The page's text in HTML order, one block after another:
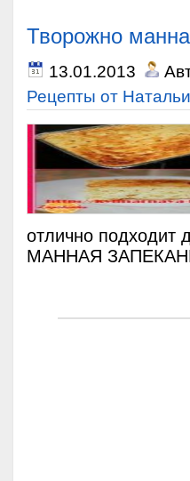
Творожно
13.01.2013
Рецепты от
отлично
МАННАЯ